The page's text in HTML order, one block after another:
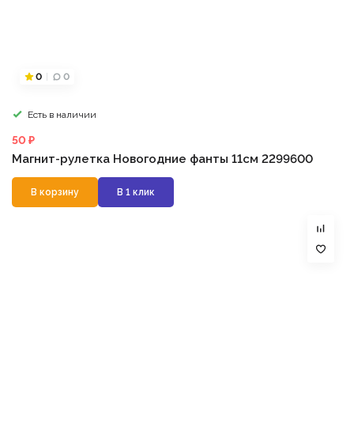
0 0
Есть в наличии
50 ₽
Магнит-рулетка Новогодние фанты 11см 2299600
В корзину В 1 клик